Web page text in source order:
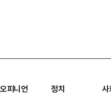
오피니언 정치 사